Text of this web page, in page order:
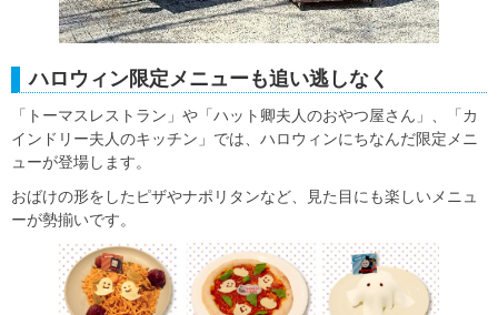
ハロウィン限定メニューも追い逃しなく
「トーマスレストラン」や「ハット卿夫人のおやつ屋さん」、「カ
インドリー夫人のキッチン」では、ハロウィンにちなんだ限定メニ
ューが登場します。
おばけの形をしたピザやナポリタンなど、見た目にも楽しいメニュ
ーが勢揃いです。